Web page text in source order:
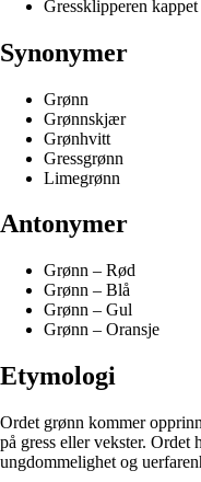
Gressklipperen
Synonymer
Grønn
Grønnskjær
Grønhvitt
Gressgrønn
Limegrønn
Antonymer
Grønn – Rød
Grønn – Blå
Grønn – Gul
Grønn – Oransje
Etymologi
Ordet grønn kommer
på gress eller vekster. Ordet
ungdommelighet og